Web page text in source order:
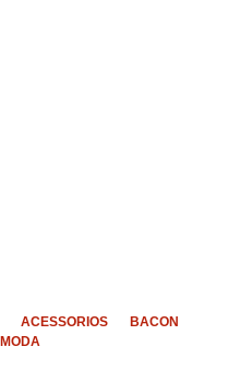
ACESSORIOS
BACON
MODA